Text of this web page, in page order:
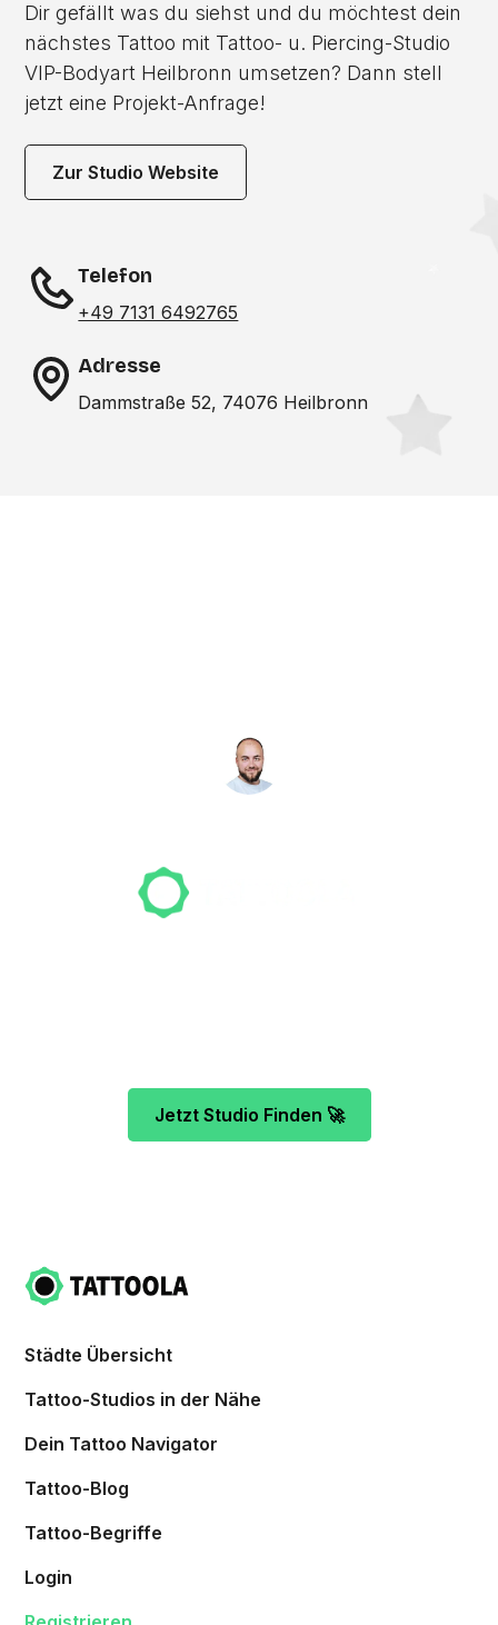
Dir gefällt was du siehst und du möchtest dein
nächstes Tattoo mit Tattoo- u. Piercing-Studio
VIP-Bodyart Heilbronn umsetzen? Dann stell
jetzt eine Projekt-Anfrage!
Zur Studio Website
Telefon
+49 7131 6492765
Adresse
Dammstraße 52, 74076 Heilbronn
Jetzt Studio Finden 🚀
Städte Übersicht
Tattoo-Studios in der Nähe
Dein Tattoo Navigator
Tattoo-Blog
Tattoo-Begriffe
Login